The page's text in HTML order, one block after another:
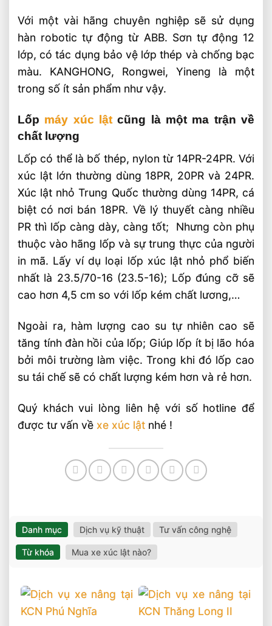
Với một vài hãng chuyên nghiệp sẽ sử dụng
hàn robotic tự động từ ABB. Sơn tự động 12
lớp, có tác dụng bảo vệ lớp thép và chống bạc
màu. KANGHONG, Rongwei, Yineng là một
trong số ít sản phẩm như vậy.
Lốp máy xúc lậtcũng là một ma trận về
chất lượng
Lốp có thể là bố thép, nylon từ 14PR-24PR. Với
xúc lật lớn thường dùng 18PR, 20PR và 24PR.
Xúc lật nhỏ Trung Quốc thường dùng 14PR, cá
biệt có nơi bán 18PR. Về lý thuyết càng nhiều
PR thì lốp càng dày, càng tốt; Nhưng còn phụ
thuộc vào hãng lốp và sự trung thực của người
in mã. Lấy ví dụ loại lốp xúc lật nhỏ phổ biến
nhất là 23.5/70-16 (23.5-16); Lốp đúng cỡ sẽ
cao hơn 4,5 cm so với lốp kém chất lương,…
Ngoài ra, hàm lượng cao su tự nhiên cao sẽ
tăng tính đàn hồi của lốp; Giúp lốp ít bị lão hóa
bởi môi trường làm việc. Trong khi đó lốp cao
su tái chế sẽ có chất lượng kém hơn và rẻ hơn.
Quý khách vui lòng liên hệ với số hotline để
được tư vấn về xe xúc lật nhé !
Danh mục Dịch vụ kỹ thuật Tư vấn công nghệ
Từ khóa Mua xe xúc lật nào?